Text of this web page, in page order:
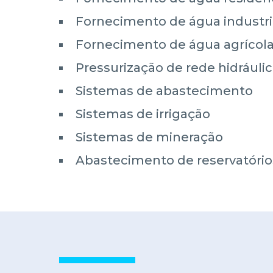
Fornecimento de água
Fornecimento de água agrícola
Pressurização de rede
Sistemas de abastecimento
Sistemas de irrigação
Sistemas de mineração
Abastecimento de